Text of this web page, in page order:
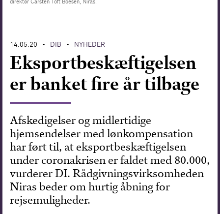
14.05.20 • DIB • NYHEDER
Eksportbeskæftigelsen
er banket fire år tilbage
Afskedigelser og midlertidige
hjemsendelser med lønkompensation
har ført til, at eksportbeskæftigelsen
under coronakrisen er faldet med 80.000,
vurderer DI. Rådgivningsvirksomheden
Niras beder om hurtig åbning for
rejsemuligheder.